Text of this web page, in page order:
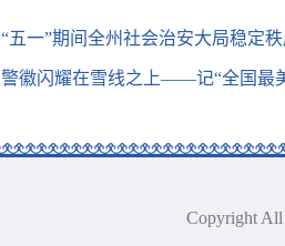
“五一”期间全州社会治安大局稳定
警徽闪耀在雪线之上——记“全国最
Copyright